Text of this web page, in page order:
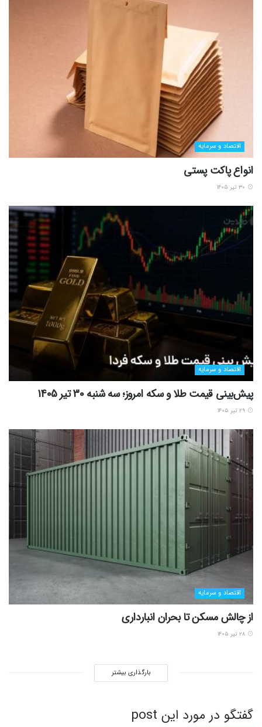
اقتصاد و سرمایه
انواع پاکت پستی
اقتصاد و سرمایه
پیش‌بینی قیمت طلا و سکه امروز؛ سه شنبه 30 تیر 1405
اقتصاد و سرمایه
از چالش مسکن تا بحران انبارداری
بارگذاری بیشتر
گفتگو در مورد این post